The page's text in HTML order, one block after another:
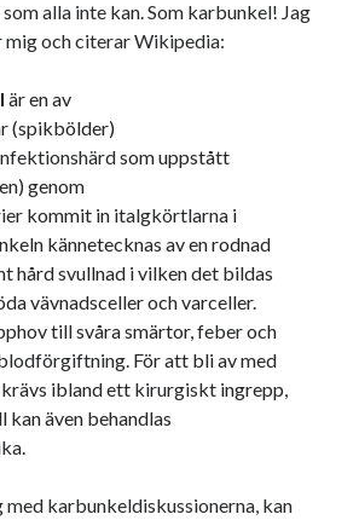
alla inte kan. Som karbunkel! Jag
och citerar Wikipedia:
är en av
(spikbölder)
som uppstått
genom
kommit in italgkörtlarna i
kännetecknas av en rodnad
hård svullnad i vilken det bildas
vävnadsceller och varceller.
till svåra smärtor,feberoch
. För att bli av med
ibland ett kirurgiskt ingrepp,
kan även behandlas
med karbunkeldiskussionerna, kan